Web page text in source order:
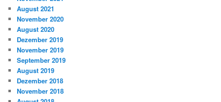
August 2021
November 2020
August 2020
Dezember 2019
November 2019
September 2019
August 2019
Dezember 2018
November 2018